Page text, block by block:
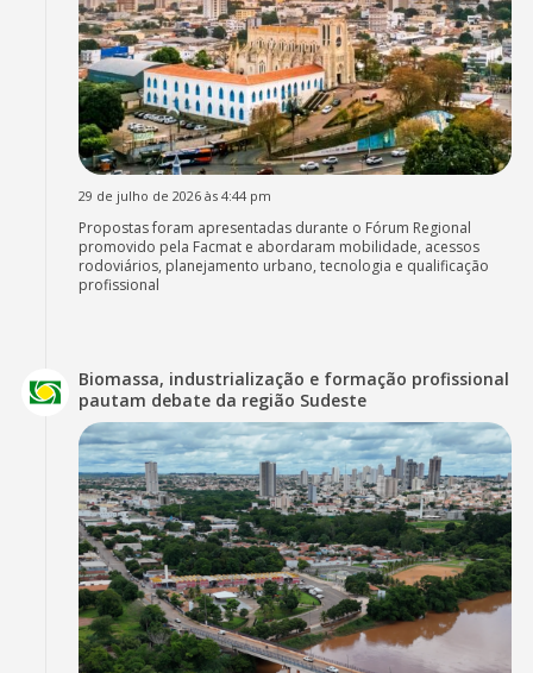
29 de julho de 2026 às 4:44 pm
Propostas foram apresentadas durante o Fórum Regional
promovido pela Facmat e abordaram mobilidade, acessos
rodoviários, planejamento urbano, tecnologia e qualificação
profissional
Biomassa, industrialização e formação profissional
pautam debate da região Sudeste